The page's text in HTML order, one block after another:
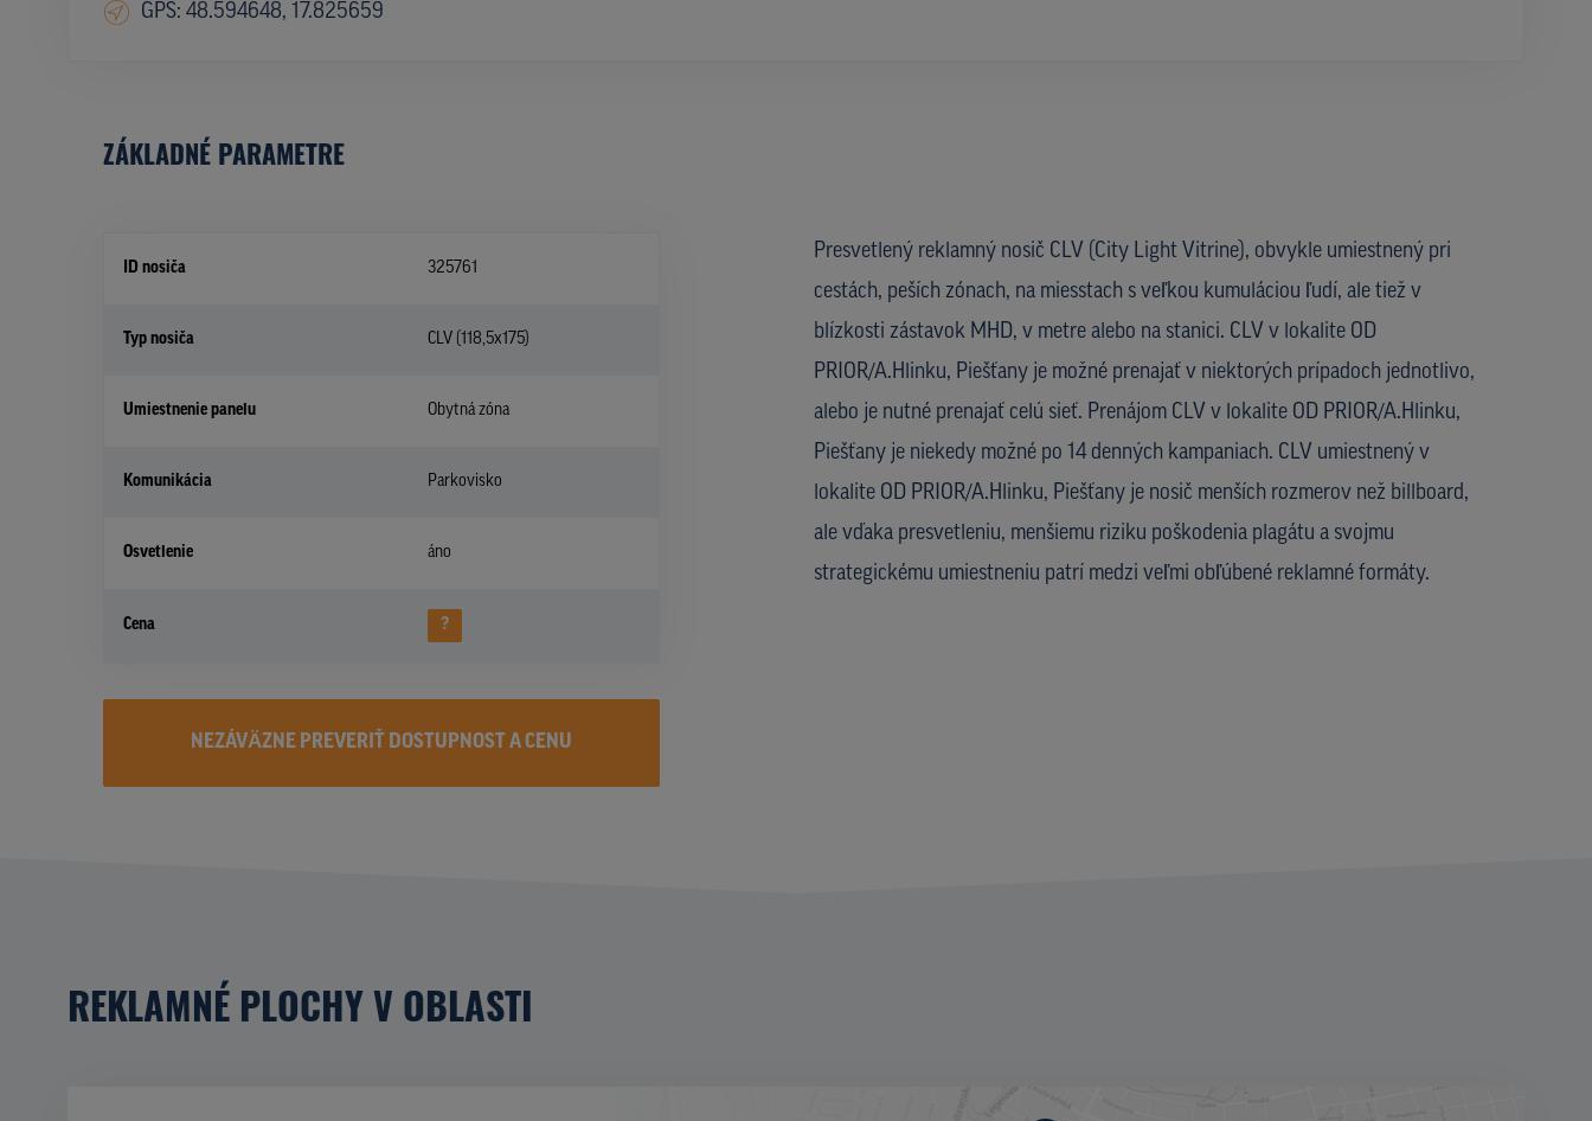
GPS: 48.594648, 17.825659
ZÁKLADNÉ PARAMETRE
ID nosiča 325761
Typ nosiča CLV (118,5x175)
Umiestnenie panelu Obytná zóna
Komunikácia Parkovisko
Osvetlenie áno
Cena ?
Presvetlený reklamný nosič CLV (City Light Vitrine), obvykle umiestnený pri
cestách, peších zónach, na miesstach s veľkou kumuláciou ľudí, ale tiež v
blízkosti zástavok MHD, v metre alebo na stanici. CLV v lokalite OD
PRIOR/A.Hlinku, Piešťany je možné prenajať v niektorých prípadoch jednotlivo,
alebo je nutné prenajať celú sieť. Prenájom CLV v lokalite OD PRIOR/A.Hlinku,
Piešťany je niekedy možné po 14 denných kampaniach. CLV umiestnený v
lokalite OD PRIOR/A.Hlinku, Piešťany je nosič menších rozmerov než billboard,
ale vďaka presvetleniu, menšiemu riziku poškodenia plagátu a svojmu
strategickému umiestneniu patrí medzi veľmi obľúbené reklamné formáty.
NEZÁVÄZNE PREVERIŤ DOSTUPNOST A CENU
REKLAMNÉ PLOCHY V OBLASTI